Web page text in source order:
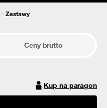
Zestawy
Ceny brutto
Kup na paragon